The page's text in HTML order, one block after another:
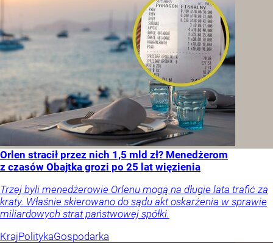
Orlen stracił przez nich 1,5 mld zł? Menedżerom
z czasów Obajtka grozi po 25 lat więzienia
Trzej byli menedżerowie Orlenu mogą na długie lata trafić za
kraty. Właśnie skierowano do sądu akt oskarżenia w sprawie
miliardowych strat państwowej spółki.
KrajPolitykaGospodarka